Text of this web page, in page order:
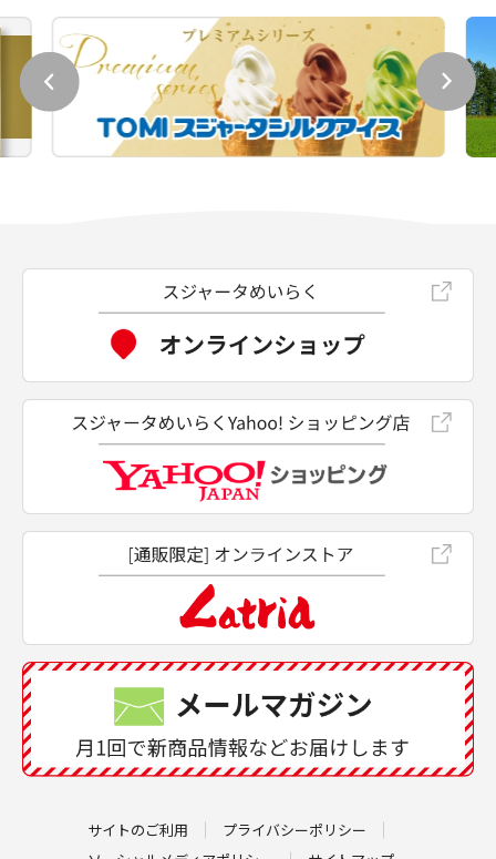
サイトのご利用
プライバシーポリシー